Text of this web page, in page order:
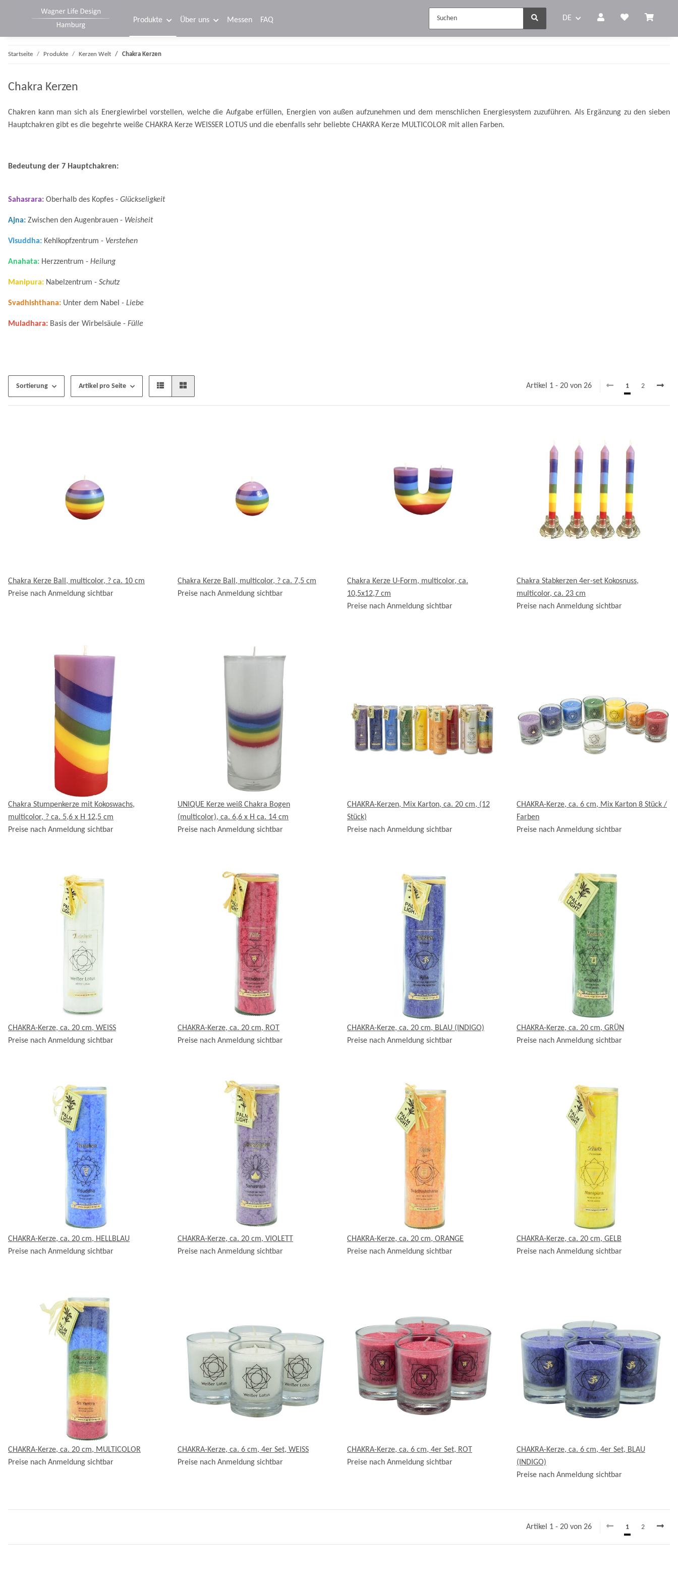
DE
Produkte Über uns Messen FAQ
Startseite Produkte Kerzen Welt Chakra Kerzen
Chakra Kerzen
Chakren kann man sich als Energiewirbel vorstellen, welche die Aufgabe erfüllen, Energien von außen aufzunehmen und dem menschlichen Energiesystem zuzuführen. Als Ergänzung zu den sieben
Hauptchakren gibt es die begehrte weiße CHAKRA Kerze WEISSER LOTUS und die ebenfalls sehr beliebte CHAKRA Kerze MULTICOLOR mit allen Farben.
Bedeutung der 7 Hauptchakren:
Sahasrara: Oberhalb des Kopfes - Glückseligkeit
Ajna: Zwischen den Augenbrauen - Weisheit
Visuddha: Kehlkopfzentrum - Verstehen
Anahata: Herzzentrum - Heilung
Manipura: Nabelzentrum - Schutz
Svadhishthana: Unter dem Nabel - Liebe
Muladhara: Basis der Wirbelsäule - Fülle
Sortierung Artikel pro Seite Artikel 1 - 20 von 26 1 2
Chakra Kerze Ball, multicolor, ? ca. 10 cm
Preise nach Anmeldung sichtbar
Chakra Kerze Ball, multicolor, ? ca. 7,5 cm
Preise nach Anmeldung sichtbar
Chakra Kerze U-Form, multicolor, ca.
10,5x12,7 cm
Preise nach Anmeldung sichtbar
Chakra Stabkerzen 4er-set Kokosnuss,
multicolor, ca. 23 cm
Preise nach Anmeldung sichtbar
Chakra Stumpenkerze mit Kokoswachs,
multicolor, ? ca. 5,6 x H 12,5 cm
Preise nach Anmeldung sichtbar
UNIQUE Kerze weiß Chakra Bogen
(multicolor), ca. 6,6 x H ca. 14 cm
Preise nach Anmeldung sichtbar
CHAKRA-Kerzen, Mix Karton, ca. 20 cm, (12
Stück)
Preise nach Anmeldung sichtbar
CHAKRA-Kerze, ca. 6 cm, Mix Karton 8 Stück /
Farben
Preise nach Anmeldung sichtbar
CHAKRA-Kerze, ca. 20 cm, WEISS
Preise nach Anmeldung sichtbar
CHAKRA-Kerze, ca. 20 cm, ROT
Preise nach Anmeldung sichtbar
CHAKRA-Kerze, ca. 20 cm, BLAU (INDIGO)
Preise nach Anmeldung sichtbar
CHAKRA-Kerze, ca. 20 cm, GRÜN
Preise nach Anmeldung sichtbar
CHAKRA-Kerze, ca. 20 cm, HELLBLAU
Preise nach Anmeldung sichtbar
CHAKRA-Kerze, ca. 20 cm, VIOLETT
Preise nach Anmeldung sichtbar
CHAKRA-Kerze, ca. 20 cm, ORANGE
Preise nach Anmeldung sichtbar
CHAKRA-Kerze, ca. 20 cm, GELB
Preise nach Anmeldung sichtbar
CHAKRA-Kerze, ca. 20 cm, MULTICOLOR
Preise nach Anmeldung sichtbar
CHAKRA-Kerze, ca. 6 cm, 4er Set, WEISS
Preise nach Anmeldung sichtbar
CHAKRA-Kerze, ca. 6 cm, 4er Set, ROT
Preise nach Anmeldung sichtbar
CHAKRA-Kerze, ca. 6 cm, 4er Set, BLAU
(INDIGO)
Preise nach Anmeldung sichtbar
Artikel 1 - 20 von 26 1 2